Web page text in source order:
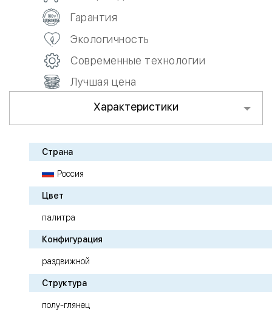
Гарантия
Экологичность
Современные технологии
Лучшая цена
Характеристики
Страна
Россия
Цвет
палитра
Конфигурация
раздвижной
Структура
полу-глянец